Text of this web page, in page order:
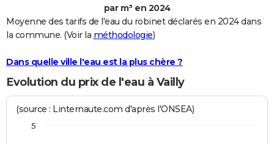
FORUM
Bricolage
Lifestyle
Culture
Sport
Auto
Television
Voyage
Cinema
par m³ en 2024
Moyenne des tarifs de l'eau du robinet déclarés en 2024 dans
la commune. (Voir la méthodologie)
Dans quelle ville l'eau est la plus chère ?
Evolution du prix de l'eau à Vailly
(source : Linternaute.com d'après l'ONSEA)
5